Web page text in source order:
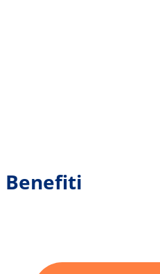
Benefiti